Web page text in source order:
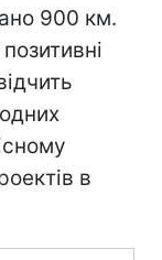
900 км.
в